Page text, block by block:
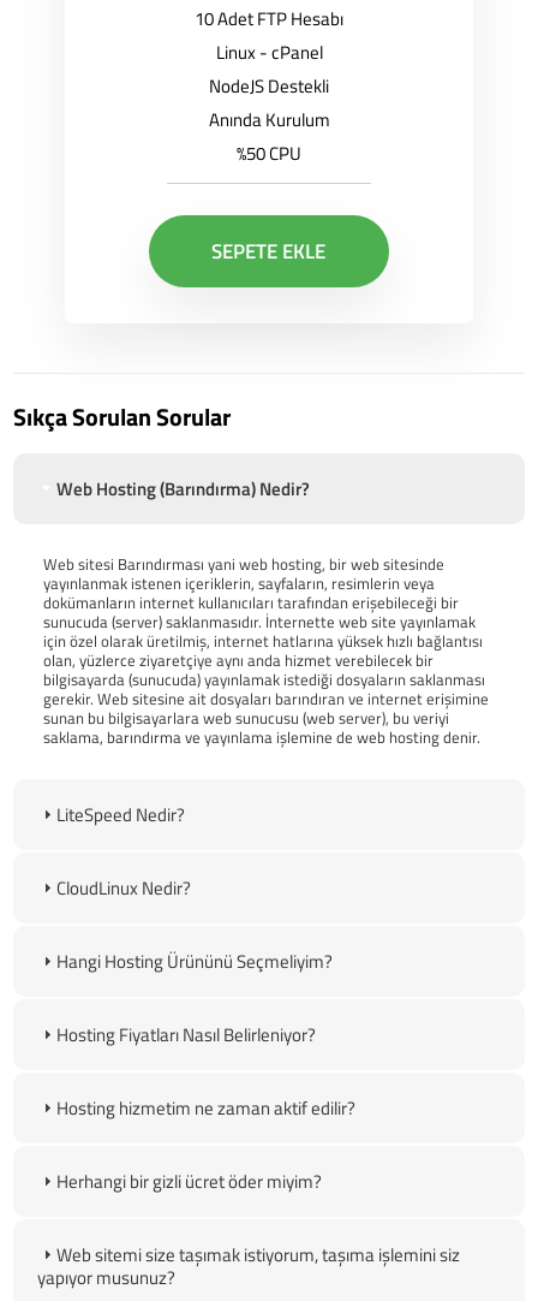
10 Adet FTP Hesabı
Linux - cPanel
NodeJS Destekli
Anında Kurulum
%50 CPU
SEPETE EKLE
Sıkça Sorulan Sorular
Web Hosting (Barındırma) Nedir?
Web sitesi Barındırması yani web hosting, bir web sitesinde
yayınlanmak istenen içeriklerin, sayfaların, resimlerin veya
dokümanların internet kullanıcıları tarafından erişebileceği bir
sunucuda (server) saklanmasıdır. İnternette web site yayınlamak
için özel olarak üretilmiş, internet hatlarına yüksek hızlı bağlantısı
olan, yüzlerce ziyaretçiye aynı anda hizmet verebilecek bir
bilgisayarda (sunucuda) yayınlamak istediği dosyaların saklanması
gerekir. Web sitesine ait dosyaları barındıran ve internet erişimine
sunan bu bilgisayarlara web sunucusu (web server), bu veriyi
saklama, barındırma ve yayınlama işlemine de web hosting denir.
LiteSpeed Nedir?
CloudLinux Nedir?
Hangi Hosting Ürününü Seçmeliyim?
Hosting Fiyatları Nasıl Belirleniyor?
Hosting hizmetim ne zaman aktif edilir?
Herhangi bir gizli ücret öder miyim?
Web sitemi size taşımak istiyorum, taşıma işlemini siz
yapıyor musunuz?